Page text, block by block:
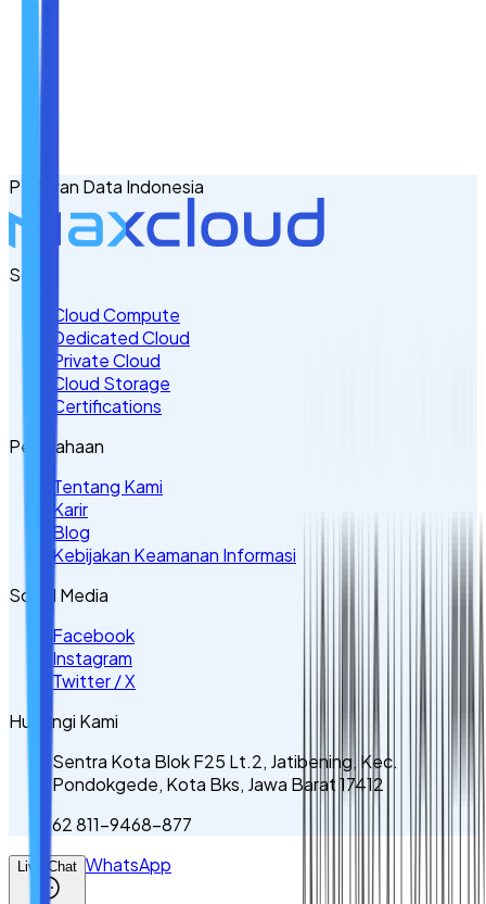
Tulis Kebutuhan Anda di Sini
PT Awan Data Indonesia
Servis
Cloud Compute
Dedicated Cloud
Private Cloud
Cloud Storage
Certifications
Perusahaan
Tentang Kami
Karir
Blog
Kebijakan Keamanan Informasi
Sosial Media
Facebook
Instagram
Twitter / X
Hubungi Kami
Sentra Kota Blok F25 Lt.2, Jatibening, Kec.
Pondokgede, Kota Bks, Jawa Barat 17412
62 811-9468-877
Live Chat WhatsApp